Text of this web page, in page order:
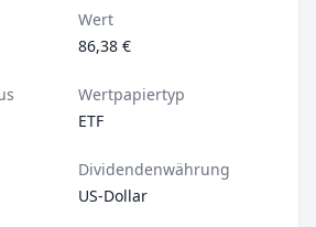
Wert
86,38 €
Wertpapiertyp
ETF
Dividendenwährung
US-Dollar